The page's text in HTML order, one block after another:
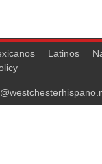
Latinos